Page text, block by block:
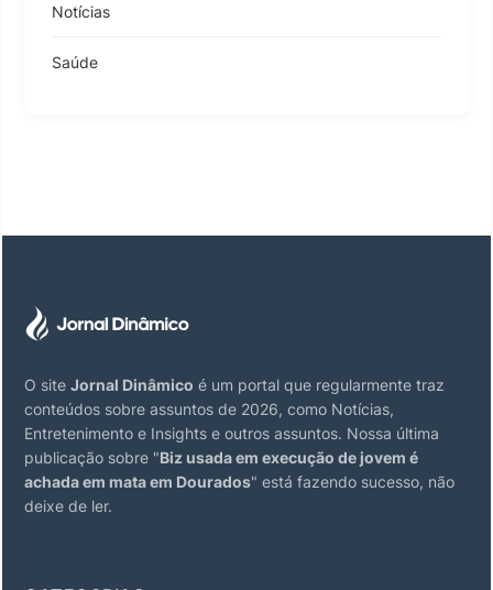
Notícias
Saúde
O site Jornal Dinâmico é um portal que regularmente traz
conteúdos sobre assuntos de 2026, como Notícias,
Entretenimento e Insights e outros assuntos. Nossa última
publicação sobre "Biz usada em execução de jovem é
achada em mata em Dourados" está fazendo sucesso, não
deixe de ler.